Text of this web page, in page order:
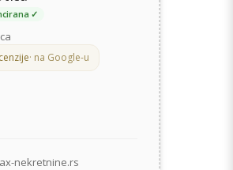
✓
· na Google-u
nekretnine.rs